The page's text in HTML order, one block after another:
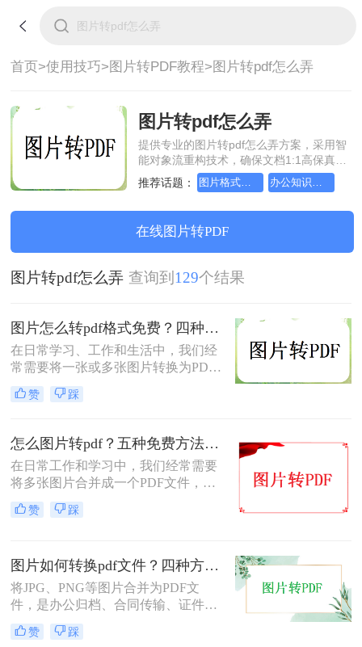
首页>使用技巧>图片转PDF教程>图片转pdf怎么弄
图片转pdf怎么弄
提供专业的图片转pdf怎么弄方案，采用智
能对象流重构技术，确保文档1:1高保真还
原且排版不乱码。支持一键批量处理，全
链路 SSL 加密保障隐私安全。助您快速实
公。
推荐话题： 图片格式如何转成pdf文档？方法详细解析 办公知识科普指南，图片转pdf的操作方法
在线图片转PDF
图片转pdf怎么弄 查询到 129个结果
图片怎么转pdf格式免费？四种方法对比与实操指南（附详细表格）!
在日常学习、工作和生活中，我们经
常需要将一张或多张图片转换为PDF
格式，以便于分享、存档或打印。无
论是整理电子相册、提交证件照，还
都十分常见。为了帮你快速选出最适
合自己的转换方式，下表汇总了四种
主流免费方法的核心差异：
赞 踩
怎么图片转pdf？五种免费方法对比与实操指南（附详细表格）！
在日常工作和学习中，我们经常需要
将多张图片合并成一个PDF文件，以
便于分享、存档或打印。无论是制作
电子相册、整理工作截图、提交证件
出最适合自己的转换方式，下表汇总
了五种主流方法的核心差异：
赞 踩
图片如何转换pdf文件？四种方法实测对比，附各场景最优选！
将JPG、PNG等图片合并为PDF文
件，是办公归档、合同传输、证件提
交中经常遇到的需求。但不同方法在
转换质量、操作效率、数据安全方面
赞 踩